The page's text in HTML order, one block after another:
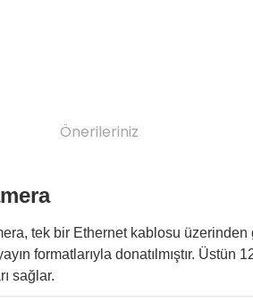
Önerileriniz
tek bir Ethernet kablosu
formatlarıyla donatılmıştır. Üstün
sağlar.